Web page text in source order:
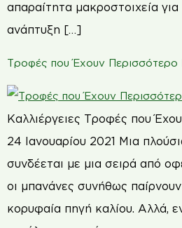
απαραίτητα μακροστοιχεία
ανάπτυξη […]
Τροφές που Έχουν Περισσότερο
Καλλιέργειες Τροφές που
24 Ιανουαρίου 2021 Μια
συνδέεται με μια σειρά από
οι μπανάνες συνήθως
κορυφαία πηγή καλίου. Αλλά,